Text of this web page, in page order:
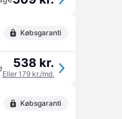
Købsgaranti
538 kr.
Eller 179 kr./md.
Købsgaranti